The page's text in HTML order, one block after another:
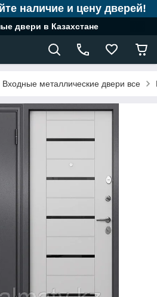
наличие и цену дверей!
двери в Казахстане
Входные металлические двери все